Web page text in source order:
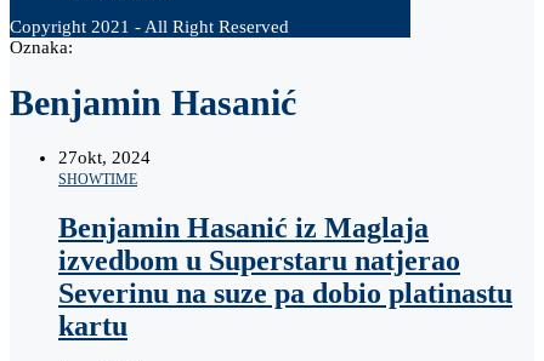
Copyright 2021 - All Right Reserved
Oznaka:
Benjamin Hasanić
27okt, 2024
SHOWTIME
Benjamin Hasanić iz Maglaja
izvedbom u Superstaru natjerao
Severinu na suze pa dobio platinastu
kartu